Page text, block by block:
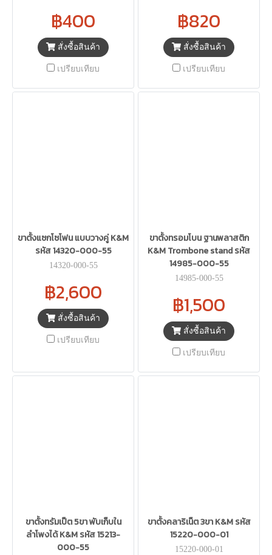
฿400
สั่งซื้อสินค้า
เปรียบเทียบ
฿820
สั่งซื้อสินค้า
เปรียบเทียบ
ขาตั้งแซกโซโฟน แบบวางคู่ K&M
รหัส 14320-000-55
14320-000-55
฿2,600
สั่งซื้อสินค้า
เปรียบเทียบ
ขาตั้งทรอมโบน ฐานพลาสติก
K&M Trombone stand รหัส
14985-000-55
14985-000-55
฿1,500
สั่งซื้อสินค้า
เปรียบเทียบ
ขาตั้งทรัมเป็ต 5ขา พับเก็บใน
ลำโพงได้ K&M รหัส 15213-
000-55
ขาตั้งคลาริเน็ต 3ขา K&M รหัส
15220-000-01
15220-000-01